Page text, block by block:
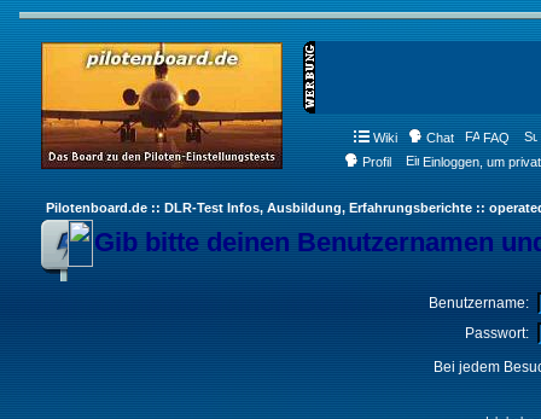
Wiki Chat FAQ
Profil
Einloggen, um
Pilotenboard.de :: DLR-Test Infos, Ausbildung, Erfahrungsberichte ::
Gib bitte deinen Benutzernamen
Benutzername:
Passwort:
Bei jedem